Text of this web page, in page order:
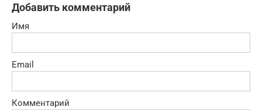
Добавить комментарий
Имя
Email
Комментарий